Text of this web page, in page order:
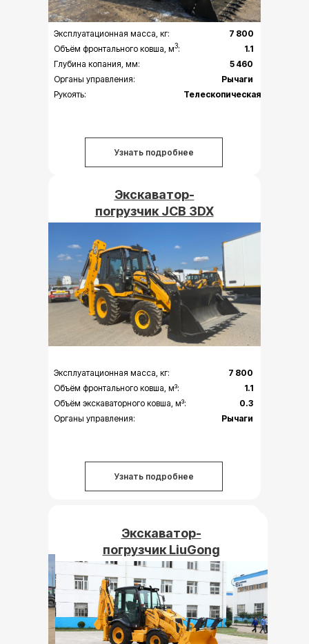
Эксплуатационная масса, кг:
Объём фронтального ковша, м3:
Глубина копания, мм:
Органы управления:
Рукоять:
7 800
1.1
5 460
Рычаги
Телескопическая
Узнать подробнее
Экскаватор-
погрузчик Case 570
SV
Экскаватор-
погрузчик JCB 3DX
Эксплуатационная масса, кг:
Объём фронтального ковша, м³:
Объём экскаваторного ковша, м³:
Органы управления:
7 800
1.1
0.3
Рычаги
Узнать подробнее
Экскаватор-
погрузчик LiuGong
CLG 777A